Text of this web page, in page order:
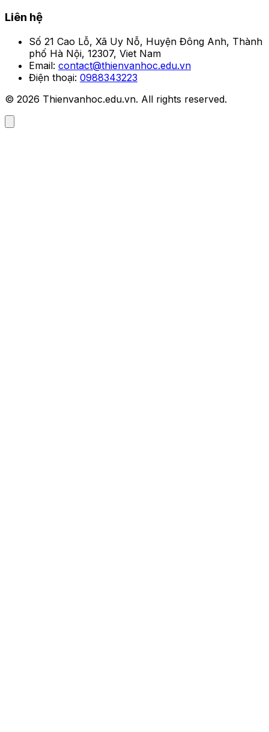
Liên hệ
Số 21 Cao Lỗ, Xã Uy Nỗ, Huyện Đông Anh, Thành
phố Hà Nội, 12307, Viet Nam
Email: contact@thienvanhoc.edu.vn
Điện thoại: 0988343223
© 2026 Thienvanhoc.edu.vn. All rights reserved.